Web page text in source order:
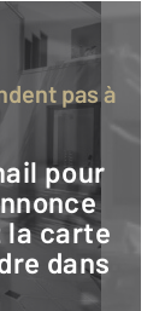
la carte
dans